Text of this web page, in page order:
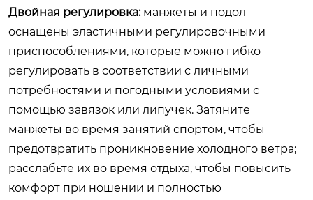
Двойная регулировка:манжеты и подол
оснащены эластичными регулировочными
приспособлениями, которые можно гибко
регулировать в соответствии с личными
потребностями и погодными условиями с
помощью завязок или липучек. Затяните
манжеты во время занятий спортом, чтобы
предотвратить проникновение холодного ветра;
расслабьте их во время отдыха, чтобы повысить
комфорт при ношении и полностью